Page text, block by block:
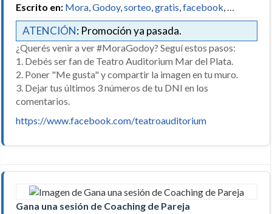
Escrito en: Mora,Godoy,sorteo,gratis,facebook, …
ATENCIÓN: Promoción ya pasada.
¿Querés venir a ver #MoraGodoy? Seguí estos pasos:
1. Debés ser fan de Teatro Auditorium Mar del Plata.
2. Poner "Me gusta" y compartir la imagen en tu muro.
3. Dejar tus últimos 3 números de tu DNI en los
comentarios.
https://www.facebook.com/teatroauditorium
Gana una sesión de Coaching de Pareja